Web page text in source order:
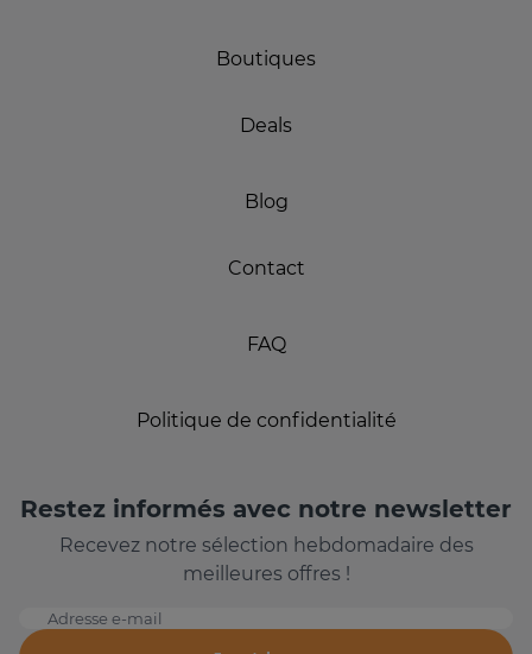
Boutiques
Deals
Blog
Contact
FAQ
Politique de confidentialité
Restez informés avec notre newsletter
Recevez notre sélection hebdomadaire des
meilleures offres !
Adresse e-mail